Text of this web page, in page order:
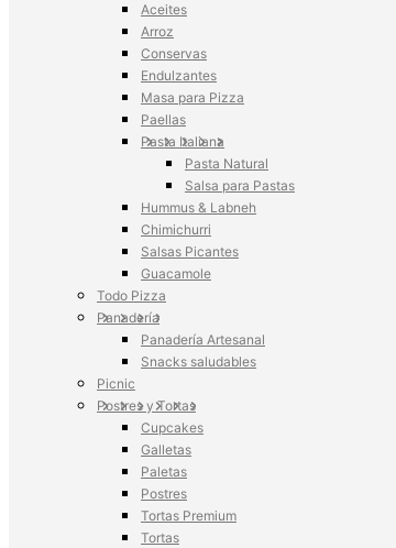
Aceites
Arroz
Conservas
Endulzantes
Masa para Pizza
Paellas
Pasta Italiana
Pasta Natural
Salsa para Pastas
Hummus & Labneh
Chimichurri
Salsas Picantes
Guacamole
Todo Pizza
Panadería
Panadería Artesanal
Snacks saludables
Picnic
Postres y Tortas
Cupcakes
Galletas
Paletas
Postres
Tortas Premium
Tortas